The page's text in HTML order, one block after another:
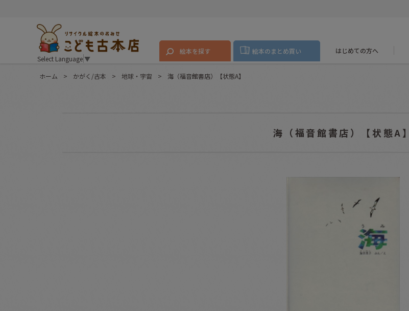
Select Language▼
絵本を探す 絵本のまとめ買い はじめての方へ
ホーム > かがく/古本 > 地球・宇宙 > 海（福音館書店）【状態A】
海（福音館書店）【状態A】